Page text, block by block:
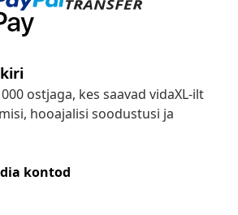
ostjaga, kes saavad vidaXL-ilt
hooajalisi soodustusi ja
kontod